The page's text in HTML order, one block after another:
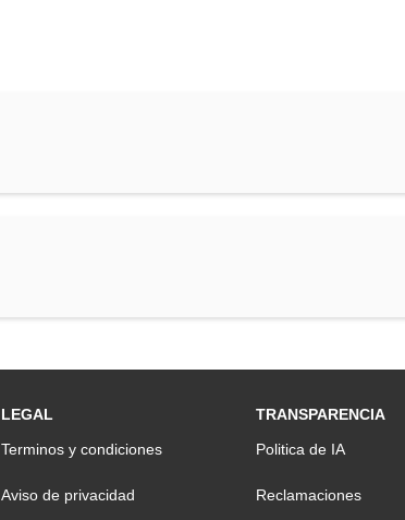
LEGAL
Terminos y condiciones
Aviso de privacidad
TRANSPARENCIA
Politica de IA
Reclamaciones